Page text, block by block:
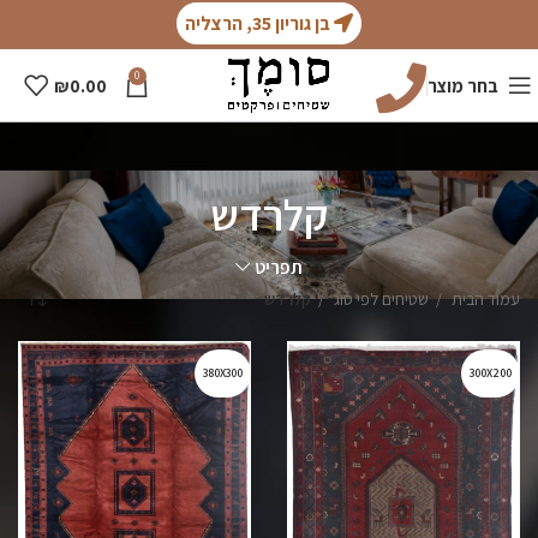
בן גוריון 35, הרצליה
בחר מוצר 0
₪0.00
קלרדש
תפריט
עמוד הבית שטיחים לפי סוג קלרדש
300X200
380X300